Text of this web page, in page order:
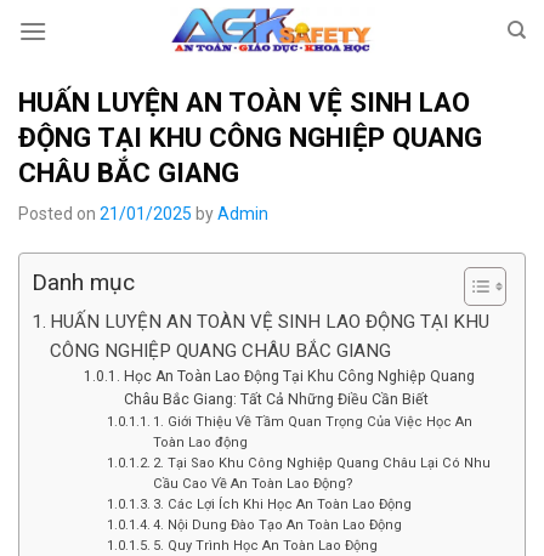
HUẤN LUYỆN AN TOÀN VỆ SINH LAO
ĐỘNG TẠI KHU CÔNG NGHIỆP QUANG
CHÂU BẮC GIANG
Posted on 21/01/2025 byAdmin
Danh mục
HUẤN LUYỆN AN TOÀN VỆ SINH LAO ĐỘNG TẠI KHU
CÔNG NGHIỆP QUANG CHÂU BẮC GIANG
Học An Toàn Lao Động Tại Khu Công Nghiệp Quang
Châu Bắc Giang: Tất Cả Những Điều Cần Biết
1. Giới Thiệu Về Tầm Quan Trọng Của Việc Học An
Toàn Lao động
2. Tại Sao Khu Công Nghiệp Quang Châu Lại Có Nhu
Cầu Cao Về An Toàn Lao Động?
3. Các Lợi Ích Khi Học An Toàn Lao Động
4. Nội Dung Đào Tạo An Toàn Lao Động
5. Quy Trình Học An Toàn Lao Động